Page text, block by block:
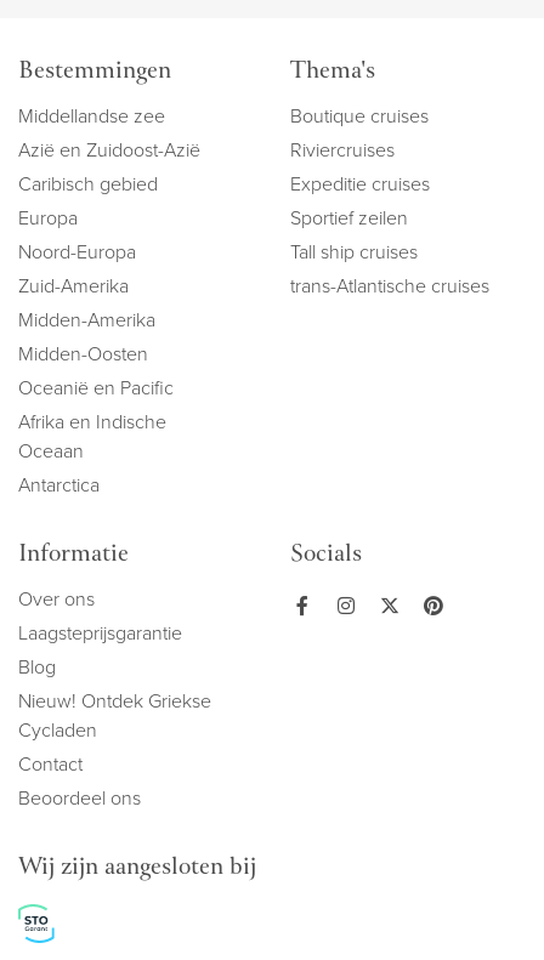
Bestemmingen
Middellandse zee
Azië en Zuidoost-Azië
Caribisch gebied
Europa
Noord-Europa
Zuid-Amerika
Midden-Amerika
Midden-Oosten
Oceanië en Pacific
Afrika en Indische
Oceaan
Antarctica
Thema's
Boutique cruises
Riviercruises
Expeditie cruises
Sportief zeilen
Tall ship cruises
trans-Atlantische cruises
Informatie
Over ons
Laagsteprijsgarantie
Blog
Nieuw! Ontdek Griekse
Cycladen
Contact
Beoordeel ons
Socials
Wij zijn aangesloten bij